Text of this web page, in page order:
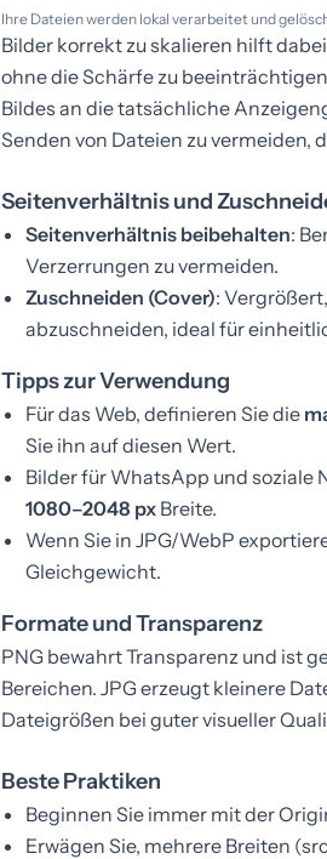
Ihre Dateien werden lokal verarbeitet und
Bilder korrekt zu skalieren hilft
ohne die Schärfe zu
Bildes an die tatsächliche
Senden von Dateien zu vermeiden,
Seitenverhältnis und
Seitenverhältnis beibehalten:
Verzerrungen zu vermeiden.
Zuschneiden (Cover):
abzuschneiden, ideal für
Tipps zur Verwendung
Für das Web, definieren Sie die
Sie ihn auf diesen Wert.
Bilder für WhatsApp und soziale
1080–2048 px Breite.
Wenn Sie in JPG/WebP
Gleichgewicht.
Formate und Transparenz
PNG bewahrt Transparenz und ist
Bereichen. JPG erzeugt kleinere
Dateigrößen bei guter visueller
Beste Praktiken
Beginnen Sie immer mit der
Erwägen Sie, mehrere Breiten